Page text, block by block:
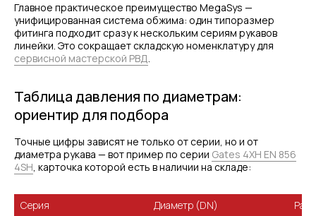
Главное практическое преимущество MegaSys —
унифицированная система обжима: один типоразмер
фитинга подходит сразу к нескольким сериям рукавов
линейки. Это сокращает складскую номенклатуру для
сервисной мастерской РВД.
Таблица давления по диаметрам:
ориентир для подбора
Точные цифры зависят не только от серии, но и от
диаметра рукава — вот пример по серии Gates 4XH EN 856
4SH, карточка которой есть в наличии на складе:
Диаметр (DN)